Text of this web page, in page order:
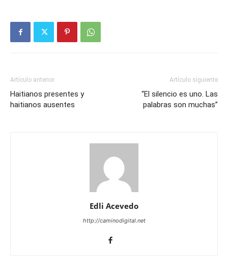
Artículo anterior
Haitianos presentes y
haitianos ausentes
Artículo siguiente
“El silencio es uno. Las
palabras son muchas”
Edli Acevedo
http://caminodigital.net